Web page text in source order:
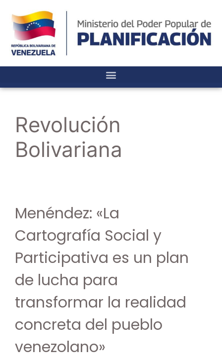
Revolución
Bolivariana
Menéndez: «La
Cartografía Social y
Participativa es un plan
de lucha para
transformar la realidad
concreta del pueblo
venezolano»